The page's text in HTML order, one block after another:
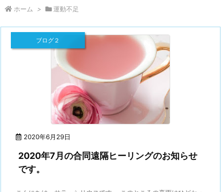
ホーム > 運動不足
2020年6月29日
ブログ２
2020年7月の合同遠隔ヒーリングのお知らせ
です。